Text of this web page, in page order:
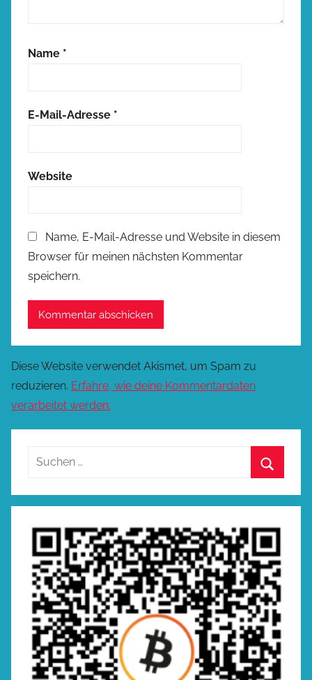
Name *
E-Mail-Adresse *
Website
Name, E-Mail-Adresse und Website in diesem
Browser für meinen nächsten Kommentar
speichern.
Diese Website verwendet Akismet, um Spam zu
reduzieren. Erfahre, wie deine Kommentardaten
verarbeitet werden.
Suchen